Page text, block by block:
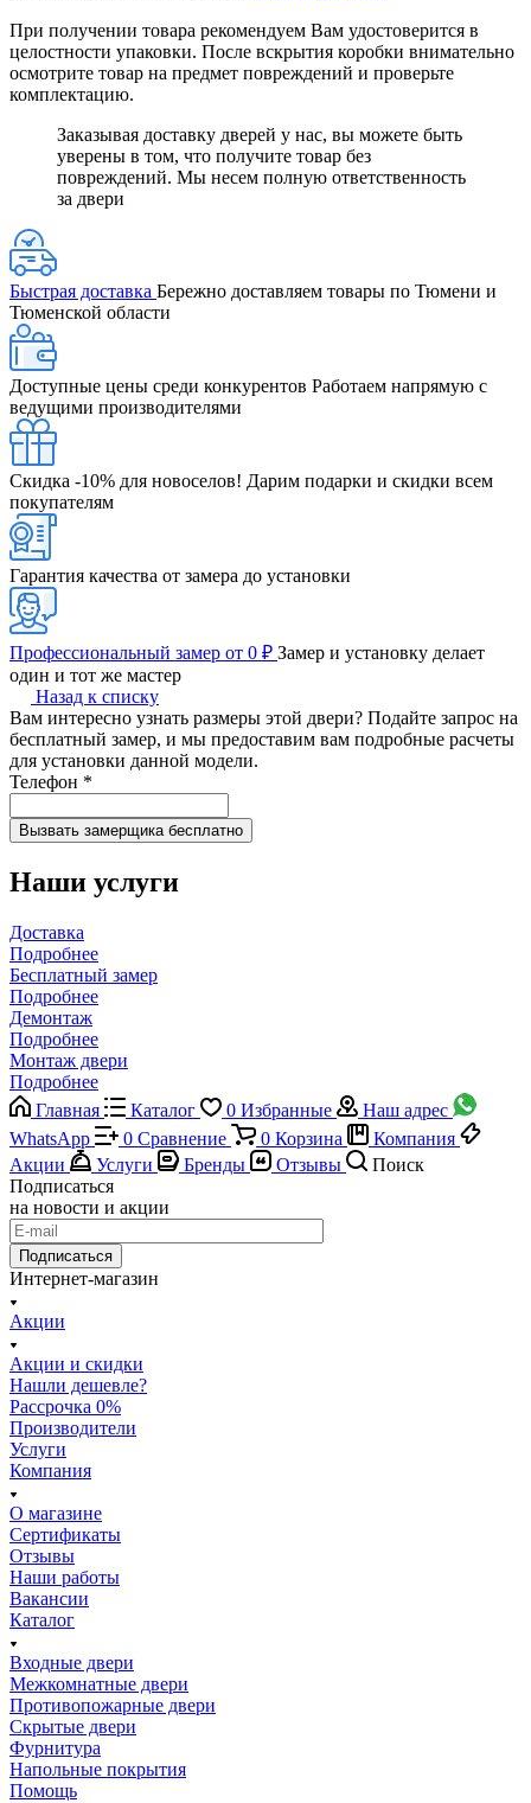
При получении товара рекомендуем Вам удостоверится в
целостности упаковки. После вскрытия коробки внимательно
осмотрите товар на предмет повреждений и проверьте
комплектацию.
Заказывая доставку дверей у нас, вы можете быть
уверены в том, что получите товар без
повреждений. Мы несем полную ответственность
за двери
Быстрая доставка Бережно доставляем товары по Тюмени и
Тюменской области
Доступные цены среди конкурентов Работаем напрямую с
ведущими производителями
Скидка -10% для новоселов! Дарим подарки и скидки всем
покупателям
Гарантия качества от замера до установки
Профессиональный замер от 0 ₽ Замер и установку делает
один и тот же мастер
Назад к списку
Вам интересно узнать размеры этой двери? Подайте запрос на
бесплатный замер, и мы предоставим вам подробные расчеты
для установки данной модели.
Телефон *
Наши услуги
Доставка
Подробнее
Бесплатный замер
Подробнее
Демонтаж
Подробнее
Монтаж двери
Подробнее
Главная
Каталог 0 Избранные
Наш адрес
WhatsApp
0 Сравнение 0 Корзина
Компания
Акции
Услуги Бренды Отзывы
Поиск
Подписаться
на новости и акции
Подписаться
Интернет-магазин
Акции
Акции и скидки
Нашли дешевле?
Рассрочка 0%
Производители
Услуги
Компания
О магазине
Сертификаты
Отзывы
Наши работы
Вакансии
Каталог
Входные двери
Межкомнатные двери
Противопожарные двери
Скрытые двери
Фурнитура
Напольные покрытия
Помощь